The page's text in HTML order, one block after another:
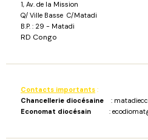
1, Av. de la Mission
Q/ Ville Basse C/Matadi
B.P. : 29 - Matadi
RD Congo
Contacts importants :
Chancellerie diocésaine :
Economat diocésain :